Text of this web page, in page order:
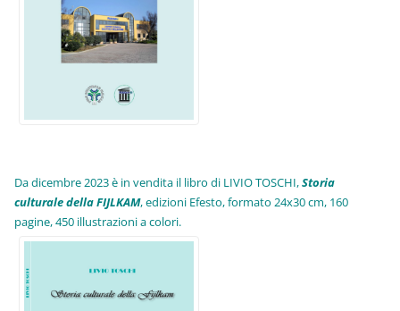
Da dicembre 2023 è in vendita il libro di LIVIO TOSCHI,Storia
culturale della FIJLKAM, edizioni Efesto, formato 24x30 cm, 160
pagine, 450 illustrazioni a colori.